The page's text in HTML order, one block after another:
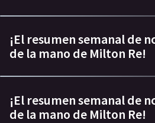
¡El resumen semanal de
de la mano de Milton Re!
¡El resumen semanal de
de la mano de Milton Re!